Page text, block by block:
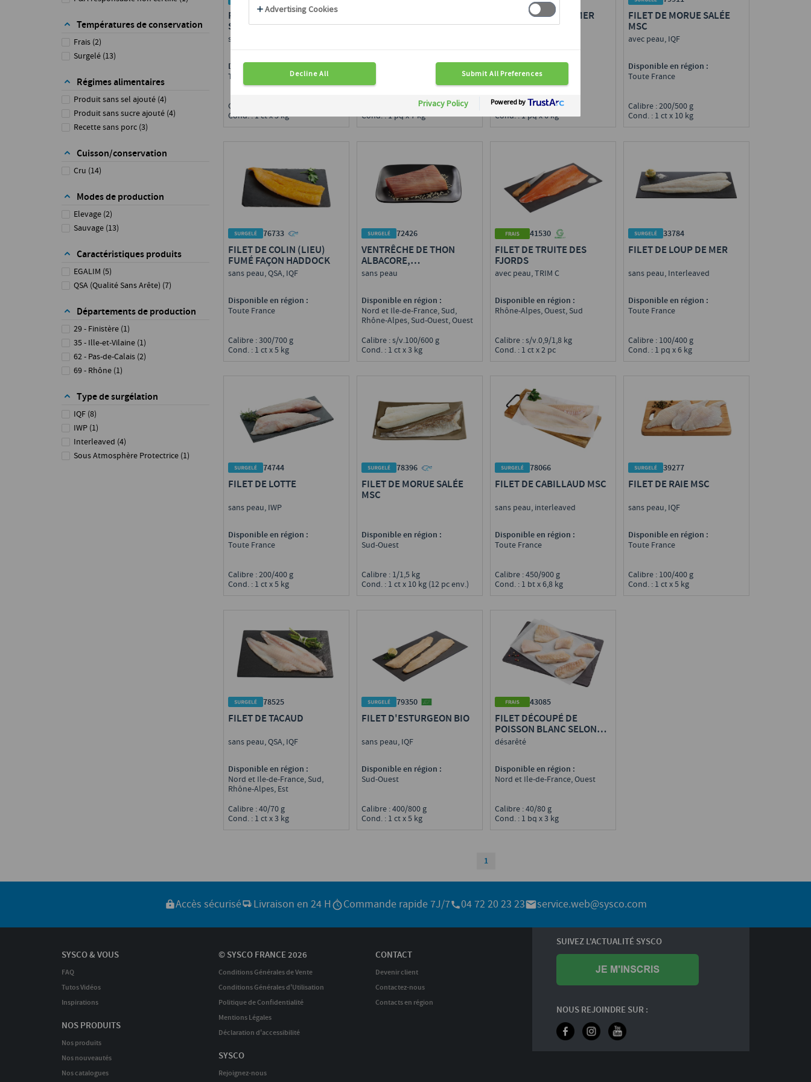
Températures de conservation
Frais (2)
Surgelé (13)
Régimes alimentaires
Produit sans sel ajouté (4)
Produit sans sucre ajouté (4)
Recette sans porc (3)
Cuisson/conservation
Cru (14)
Modes de production
Elevage (2)
Sauvage (13)
Caractéristiques produits
EGALIM (5)
QSA (Qualité Sans Arête) (7)
Départements de production
29 - Finistère (1)
35 - Ille-et-Vilaine (1)
62 - Pas-de-Calais (2)
69 - Rhône (1)
Type de surgélation
IQF (8)
IWP (1)
Interleaved (4)
Sous Atmosphère Protectrice (1)
FILET DE DORADE
SÉBASTE
sans peau, QSA, IQF
Disponible en région :
Toute France
Calibre : 100/140 g
Cond. : 1 ct x 5 kg
Disponible en région :
Calibre : 60/200 g
Cond. : 1 pq x 7 kg
FILET DE LOUP DE MER
Disponible en région :
Toute France
Calibre : 400/800 g
Cond. : 1 pq x 6 kg
FILET DE MORUE SALÉE
MSC
avec peau, IQF
Disponible en région :
Toute France
Calibre : 200/500 g
Cond. : 1 ct x 10 kg
76733
FILET DE COLIN (LIEU)
FUMÉ FAÇON HADDOCK
sans peau, QSA, IQF
Disponible en région :
Toute France
Calibre : 300/700 g
Cond. : 1 ct x 5 kg
72426
VENTRÊCHE DE THON
ALBACORE,
PATUDO/OBÈSE OU
sans peau
Disponible en région :
Nord et Ile-de-France, Sud,
Rhône-Alpes, Sud-Ouest, Ouest
Calibre : s/v.100/600 g
Cond. : 1 ct x 3 kg
41530
FILET DE TRUITE DES
FJORDS
avec peau, TRIM C
Disponible en région :
Rhône-Alpes, Ouest, Sud
Calibre : s/v.0,9/1,8 kg
Cond. : 1 ct x 2 pc
33784
FILET DE LOUP DE MER
sans peau, Interleaved
Disponible en région :
Toute France
Calibre : 100/400 g
Cond. : 1 pq x 6 kg
74744
FILET DE LOTTE
sans peau, IWP
Disponible en région :
Toute France
Calibre : 200/400 g
Cond. : 1 ct x 5 kg
78396
FILET DE MORUE SALÉE
MSC
Disponible en région :
Sud-Ouest
Calibre : 1/1,5 kg
Cond. : 1 ct x 10 kg (12 pc env.)
78066
FILET DE CABILLAUD MSC
sans peau, interleaved
Disponible en région :
Toute France
Calibre : 450/900 g
Cond. : 1 bt x 6,8 kg
39277
FILET DE RAIE MSC
sans peau, IQF
Disponible en région :
Toute France
Calibre : 100/400 g
Cond. : 1 ct x 5 kg
78525
FILET DE TACAUD
sans peau, QSA, IQF
Disponible en région :
Nord et Ile-de-France, Sud,
Rhône-Alpes, Est
Calibre : 40/70 g
Cond. : 1 ct x 3 kg
79350
FILET D'ESTURGEON BIO
sans peau, IQF
Disponible en région :
Sud-Ouest
Calibre : 400/800 g
Cond. : 1 ct x 5 kg
43085
FILET DÉCOUPÉ DE
POISSON BLANC SELON
ARRIVAGE
désarêté
Disponible en région :
Nord et Ile-de-France, Ouest
Calibre : 40/80 g
Cond. : 1 bq x 3 kg
1
Accès sécurisé Livraison en 24 H Commande rapide 7J/7 04 72 20 23 23 service.web@sysco.com
SYSCO & VOUS
FAQ
Tutos Vidéos
Inspirations
NOS PRODUITS
Nos produits
Nos nouveautés
Nos catalogues
© SYSCO FRANCE 2026
Conditions Générales de Vente
Conditions Générales d'Utilisation
Politique de Confidentialité
Mentions Légales
Déclaration d'accessibilité
SYSCO
Rejoignez-nous
CONTACT
Devenir client
Contactez-nous
Contacts en région
SUIVEZ L'ACTUALITÉ SYSCO
NOUS REJOINDRE SUR :